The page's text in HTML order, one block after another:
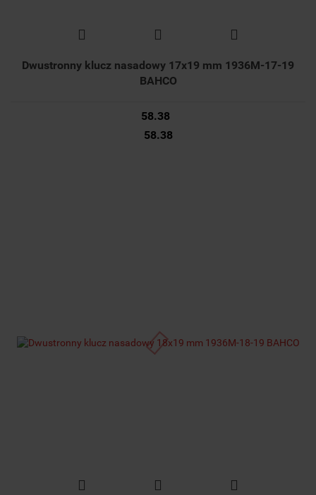
Dwustronny klucz nasadowy 17x19 mm 1936M-17-19
BAHCO
58.38
58.38